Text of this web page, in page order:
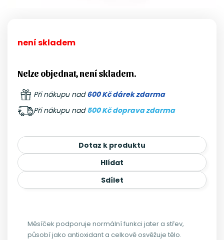
není skladem
Nelze objednat, není skladem.
Při nákupu nad600 Kč dárek zdarma
Při nákupu nad 500 Kč doprava zdarma
Dotaz k produktu
Hlídat
Sdílet
Měsíček podporuje normální funkci jater a střev,
působí jako antioxidant a celkově osvěžuje tělo.